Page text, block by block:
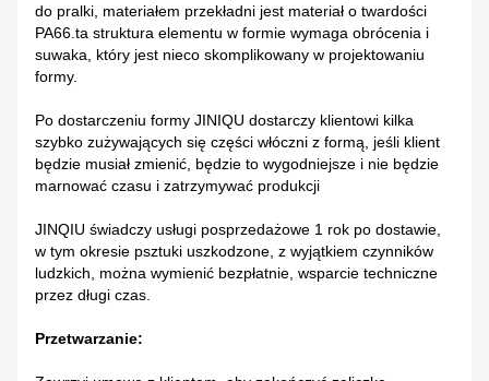
do pralki, materiałem przekładni jest materiał o twardości
PA66.ta struktura elementu w formie wymaga obrócenia i
suwaka, który jest nieco skomplikowany w projektowaniu
formy.
Po dostarczeniu formy JINIQU dostarczy klientowi kilka
szybko zużywających się części włóczni z formą, jeśli klient
będzie musiał zmienić, będzie to wygodniejsze i nie będzie
marnować czasu i zatrzymywać produkcji
JINQIU świadczy usługi posprzedażowe 1 rok po dostawie,
w tym okresie psztuki uszkodzone, z wyjątkiem czynników
ludzkich, można wymienić bezpłatnie, wsparcie techniczne
przez długi czas.
Przetwarzanie: